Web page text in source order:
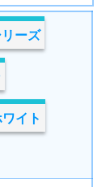
リーズ
イト